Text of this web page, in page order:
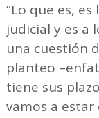
“Lo que es,
judicial y es a
una cuestión
planteo
tiene sus
vamos a